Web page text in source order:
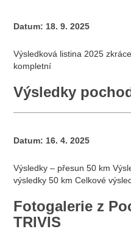
Datum: 18. 9. 2025
Výsledková listina 2025
kompletní
Výsledky
Datum: 16. 4. 2025
Výsledky – přesun 50 km
výsledky 50 km Celkové
Fotogalerie z
TRIVIS